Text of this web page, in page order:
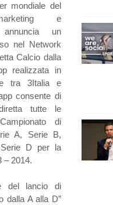
mondiale del
e
annuncia un
nel Network
Calcio dalla
realizzata in
tra 3Italia e
consente di
tutte le
di
A, Serie B,
D per la
– 2014.
del lancio di
dalla A alla D”